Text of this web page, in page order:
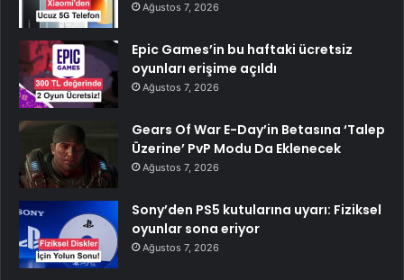
Ağustos 7, 2026
Epic Games’in bu haftaki ücretsiz
oyunları erişime açıldı
Ağustos 7, 2026
Gears Of War E-Day’in Betasına ‘Talep
Üzerine’ PvP Modu Da Eklenecek
Ağustos 7, 2026
Sony’den PS5 kutularına uyarı: Fiziksel
oyunlar sona eriyor
Ağustos 7, 2026